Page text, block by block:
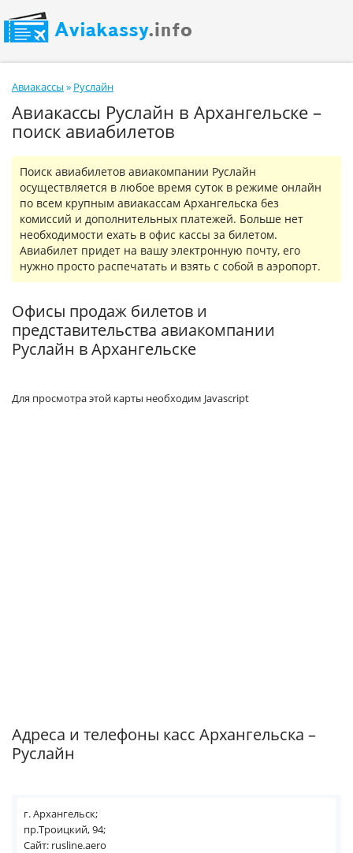
Авиакассы » Руслайн
Авиакассы Руслайн в Архангельске –
поиск авиабилетов
Поиск авиабилетов авиакомпании Руслайн
осуществляется в любое время суток в режиме онлайн
по всем крупным авиакассам Архангельска без
комиссий и дополнительных платежей. Больше нет
необходимости ехать в офис кассы за билетом.
Авиабилет придет на вашу электронную почту, его
нужно просто распечатать и взять с собой в аэропорт.
Офисы продаж билетов и
представительства авиакомпании
Руслайн в Архангельске
Для просмотра этой карты необходим Javascript
Адреса и телефоны касс Архангельска –
Руслайн
г. Архангельск;
пр.Троицкий, 94;
Сайт: rusline.aero